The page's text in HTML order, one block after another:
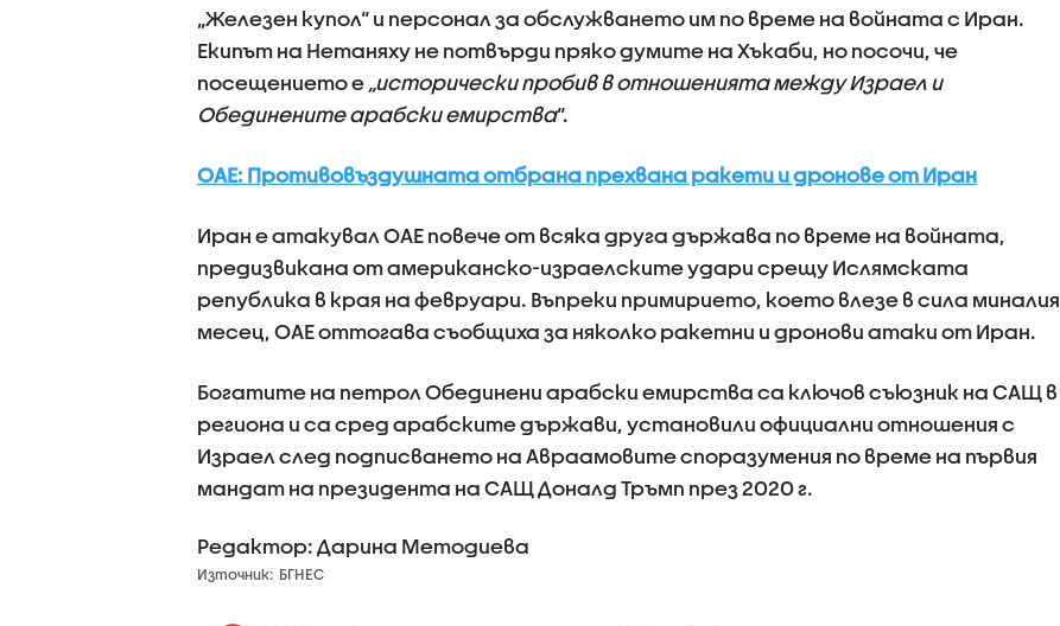
„Железен купол“ и персонал за обслужването им по време на войната с Иран.
Екипът на Нетаняху не потвърди пряко думите на Хъкаби, но посочи, че
посещението е „исторически пробив в отношенията между Израел и
Обединените арабски емирства“.
ОАЕ: Противовъздушната отбрана прехвана ракети и дронове от Иран
Иран е атакувал ОАЕ повече от всяка друга държава по време на войната,
предизвикана от американско-израелските удари срещу Ислямската
република в края на февруари. Въпреки примирието, което влезе в сила миналия
месец, ОАЕ оттогава съобщиха за няколко ракетни и дронови атаки от Иран.
Богатите на петрол Обединени арабски емирства са ключов съюзник на САЩ в
региона и са сред арабските държави, установили официални отношения с
Израел след подписването на Авраамовите споразумения по време на първия
мандат на президента на САЩ Доналд Тръмп през 2020 г.
Редактор: Дарина Методиева
Източник: БГНЕС